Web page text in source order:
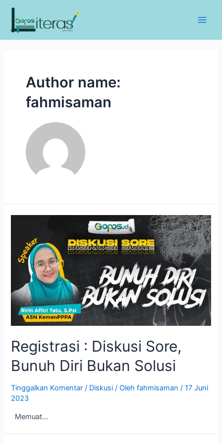
konten
Author name:
fahmisaman
Registrasi : Diskusi Sore,
Bunuh Diri Bukan Solusi
Tinggalkan Komentar / Diskusi / Olehfahmisaman /17 Juni
2023
Memuat…